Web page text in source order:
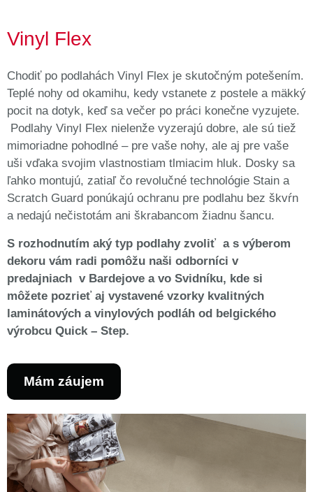
Vinyl Flex
Chodiť po podlahách Vinyl Flex je skutočným potešením.
Teplé nohy od okamihu, kedy vstanete z postele a mäkký
pocit na dotyk, keď sa večer po práci konečne vyzujete.
Podlahy Vinyl Flex nielenže vyzerajú dobre, ale sú tiež
mimoriadne pohodlné – pre vaše nohy, ale aj pre vaše
uši vďaka svojim vlastnostiam tlmiacim hluk. Dosky sa
ľahko montujú, zatiaľ čo revolučné technológie Stain a
Scratch Guard ponúkajú ochranu pre podlahu bez škvŕn
a nedajú nečistotám ani škrabancom žiadnu šancu.
S rozhodnutím aký typ podlahy zvoliť a s výberom
dekoru vám radi pomôžu naši odborníci v
predajniach v Bardejove a vo Svidníku, kde si
môžete pozrieť aj vystavené vzorky kvalitných
laminátových a vinylových podláh od belgického
výrobcu Quick – Step.
Mám záujem